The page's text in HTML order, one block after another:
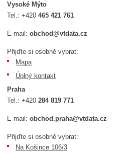
Vysoké Mýto
Tel.:+420465 421 761
E-mail:obchod@vtdata.cz
Přijďte si osobně vybrat:
Mapa
Úplný kontakt
Praha
Tel.:+420284 819 771
E-mail:obchod.praha@vtdata.cz
Přijďte si osobně vybrat:
Na Košince 106/3